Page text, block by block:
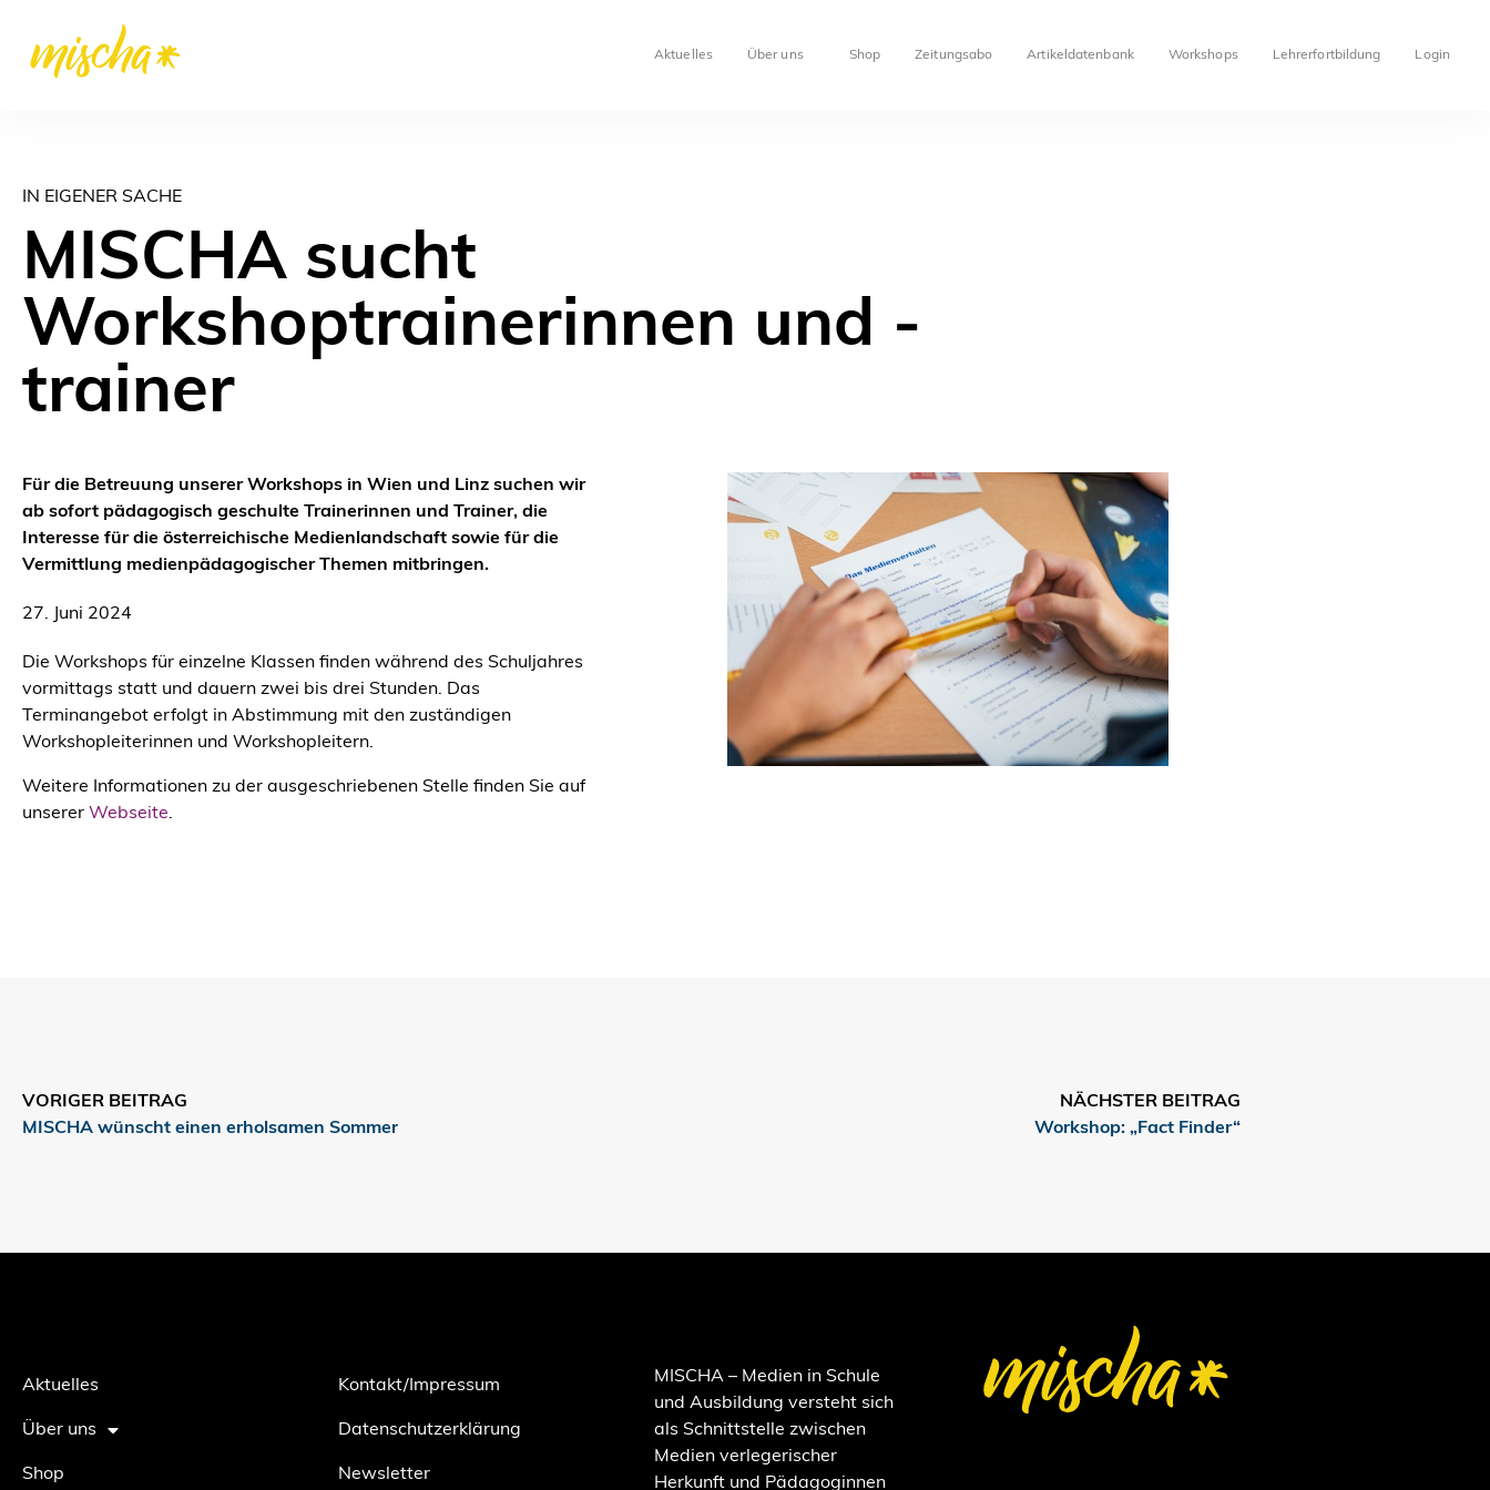
Aktuelles Über uns Shop Zeitungsabo Artikeldatenbank Workshops Lehrerfortbildung Login
IN EIGENER SACHE
MISCHA sucht
Workshoptrainerinnen und -
trainer
Für die Betreuung unserer Workshops in Wien und Linz suchen wir
ab sofort pädagogisch geschulte Trainerinnen und Trainer, die
Interesse für die österreichische Medienlandschaft sowie für die
Vermittlung medienpädagogischer Themen mitbringen.
27. Juni 2024
Die Workshops für einzelne Klassen finden während des Schuljahres
vormittags statt und dauern zwei bis drei Stunden. Das
Terminangebot erfolgt in Abstimmung mit den zuständigen
Workshopleiterinnen und Workshopleitern.
Weitere Informationen zu der ausgeschriebenen Stelle finden Sie auf
unserer Webseite.
VORIGER BEITRAG
MISCHA wünscht einen erholsamen Sommer
NÄCHSTER BEITRAG
Workshop: „Fact Finder“
Aktuelles
Über uns
Shop
Kontakt/Impressum
Datenschutzerklärung
Newsletter
MISCHA – Medien in Schule
und Ausbildung versteht sich
als Schnittstelle zwischen
Medien verlegerischer
Herkunft und Pädagoginnen